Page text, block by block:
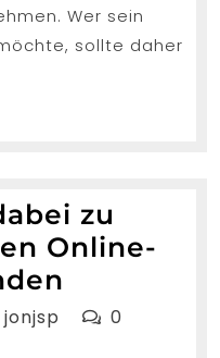
Wer sein
sollte daher
zu
Online-
Menschen
jonjsp jonjsp0